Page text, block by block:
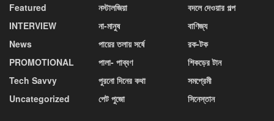
Featured
INTERVIEW
News
PROMOTIONAL
Tech Savvy
Uncategorized
নস্টালজিয়া
না-মানুষ
পায়ের তলায় সর্ষে
পালা- পাব্বণ
পুরনো দিনের কথা
পেট পুজো
বদলে দেওয়ার গল্প
বাণিজ্য
রক-টক
শিকড়ের টান
সমপ্রেমী
সিনেস্তান